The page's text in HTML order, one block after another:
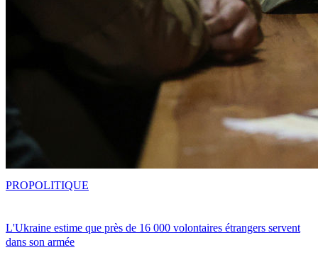
L'Ukraine estime que près de 16 000 volontaires étrangers servent
dans son armée
PROPOLITIQUE